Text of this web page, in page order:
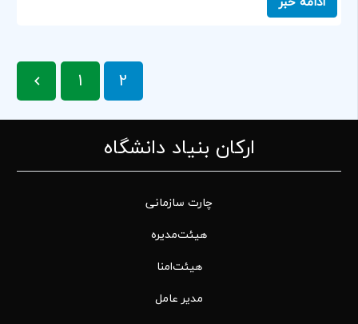
1 2
ارکان بنیاد دانشگاه
چارت سازمانی
هیئت‌مدیره
هیئت‌امنا
مدیر عامل